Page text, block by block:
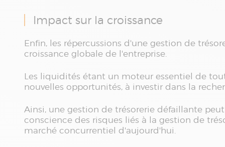
Impact sur la croissance
Enfin, les répercussions d'une gestion de
croissance globale de l'entreprise.
Les liquidités étant un moteur essentiel de
nouvelles opportunités, à investir dans la
Ainsi, une gestion de trésorerie défaillante peut
conscience des risques liés à la gestion de
marché concurrentiel d'aujourd'hui.